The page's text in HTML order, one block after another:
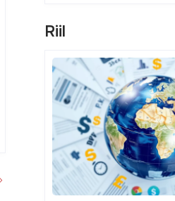
Apresiasi Gubernur Sulteng
untuk PT Vale Atas
Riil